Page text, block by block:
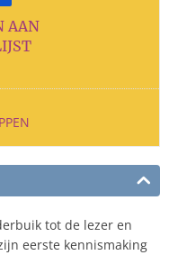
AAN
tot de lezer en
eerste kennismaking